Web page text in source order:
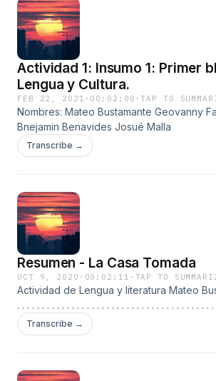
Actividad 1: Insumo 1: Primer
Lengua y Cultura.
FEB 22, 2021 · 00:02:00 ·TAP TO
Nombres: Mateo Bustamante Geovanny
Bnejamin Benavides Josué Malla
Transcribe →
Resumen - La Casa Tomada
OCT 9, 2020 · 00:02:11 · TAP TO
Actividad de Lengua y literatura Mateo
. . . . . . . . . . . . . . . . . . . . . . . . . . . . . . . . . . . . . . .
. . . . . . . . . . . . . . . . . . . . . . . . . . . . . . . . . . . . . . .
Transcribe →